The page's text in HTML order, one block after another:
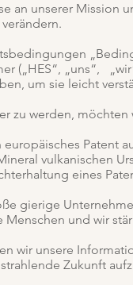
an unserer
(„HES“, „uns“,
um sie leicht
zu werden,
Patent
vulkanischen
eines
gierige
und wir
wir unsere
Zukunft